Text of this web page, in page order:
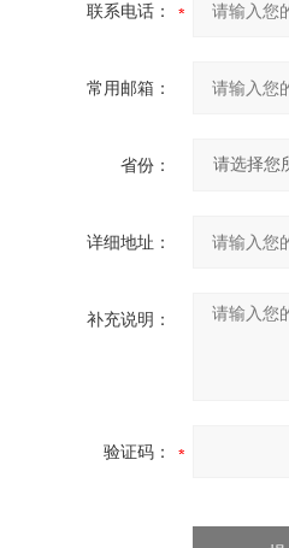
联系电话：
常用邮箱：
省份：
详细地址：
补充说明：
验证码：